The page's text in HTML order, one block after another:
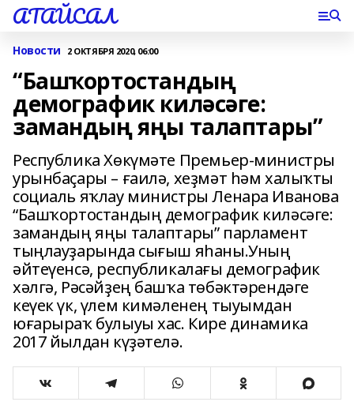
АТАЙСАЛ
Новости 2 ОКТЯБРЯ 2020, 06:00
“Башҡортостандың
демографик киләсәге:
замандың яңы талаптары”
Республика Хөкүмәте Премьер-министры
урынбаҫары – ғаилә, хеҙмәт һәм халыҡты
социаль яҡлау министры Ленара Иванова
“Башҡортостандың демографик киләсәге:
замандың яңы талаптары” парламент
тыңлауҙарында сығыш яһаны.Уның
әйтеүенсә, республикалағы демографик
хәлгә, Рәсәйҙең башҡа төбәктәрендәге
кеүек үк, үлем кимәленең тыуымдан
юғарыраҡ булыуы хас. Кире динамика
2017 йылдан күҙәтелә.